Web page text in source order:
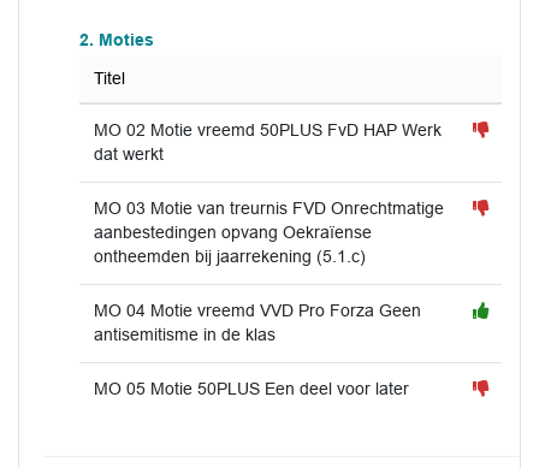
2. Moties
Titel
MO 02 Motie vreemd 50PLUS FvD HAP Werk
dat werkt
MO 03 Motie van treurnis FVD Onrechtmatige
aanbestedingen opvang Oekraïense
ontheemden bij jaarrekening (5.1.c)
MO 04 Motie vreemd VVD Pro Forza Geen
antisemitisme in de klas
MO 05 Motie 50PLUS Een deel voor later